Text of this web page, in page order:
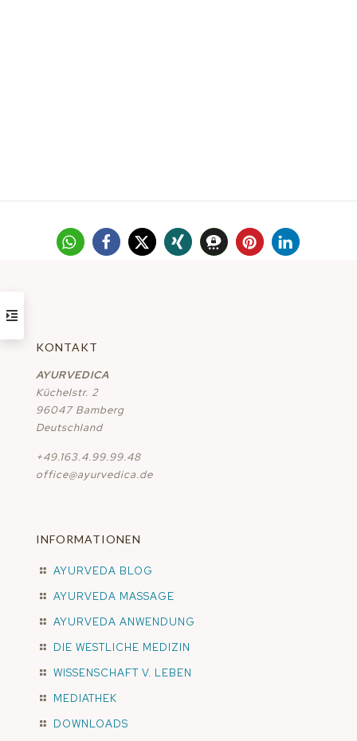
KONTAKT
AYURVEDICA
Küchelstr. 2
96047 Bamberg
Deutschland
+49.163.4.99.99.48
office@ayurvedica.de
INFORMATIONEN
AYURVEDA BLOG
AYURVEDA MASSAGE
AYURVEDA ANWENDUNG
DIE WESTLICHE MEDIZIN
WISSENSCHAFT V. LEBEN
MEDIATHEK
DOWNLOADS